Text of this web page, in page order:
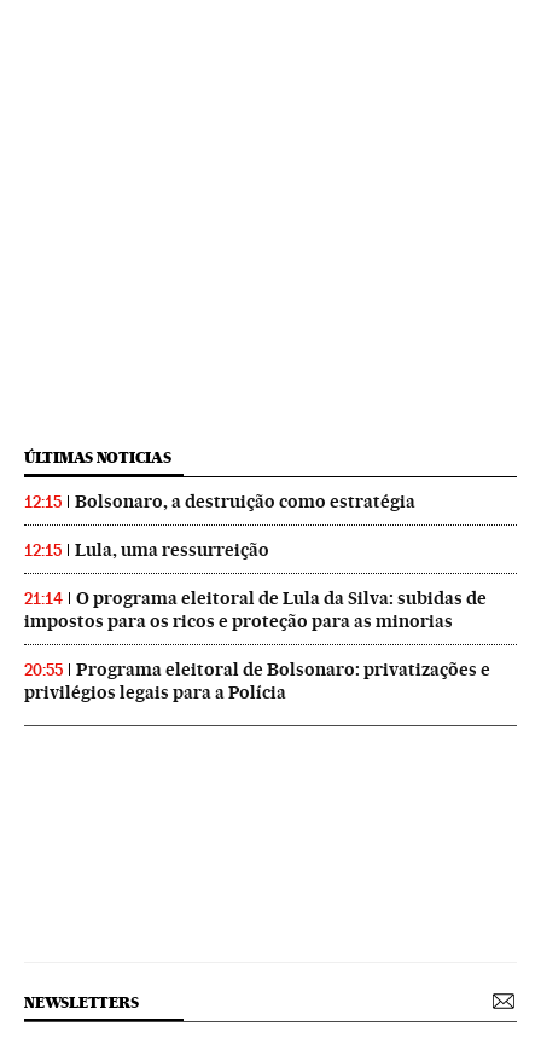
ÚLTIMAS NOTICIAS
12:15 Bolsonaro, a destruição como estratégia
12:15 Lula, uma ressurreição
21:14
O programa eleitoral de Lula da Silva: subidas de
impostos para os ricos e proteção para as minorias
20:55
Programa eleitoral de Bolsonaro: privatizações e
privilégios legais para a Polícia
NEWSLETTERS